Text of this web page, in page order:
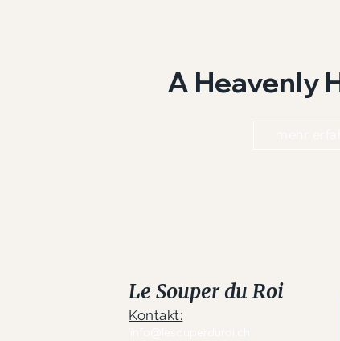
A Heavenly
Le Souper du Roi
Kontakt: